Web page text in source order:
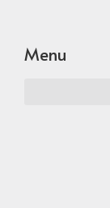
Menu